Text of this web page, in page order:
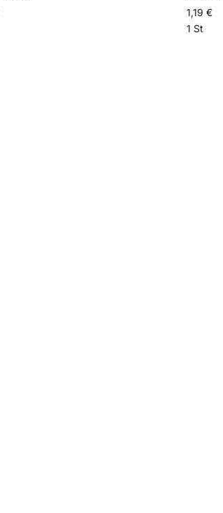
1,19 €
1 St